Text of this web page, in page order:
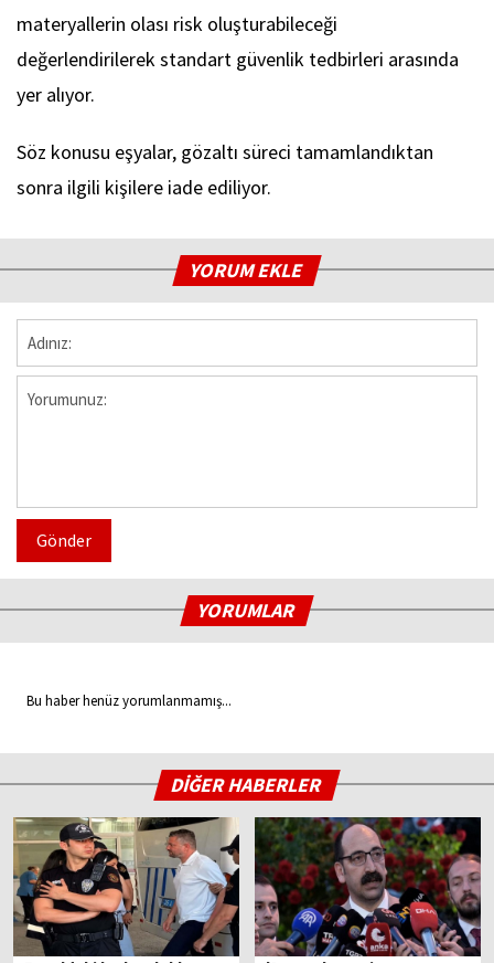
materyallerin olası risk oluşturabileceği
değerlendirilerek standart güvenlik tedbirleri arasında
yer alıyor.
Söz konusu eşyalar, gözaltı süreci tamamlandıktan
sonra ilgili kişilere iade ediliyor.
YORUM EKLE
Gönder
YORUMLAR
Bu haber henüz yorumlanmamış...
DİĞER HABERLER